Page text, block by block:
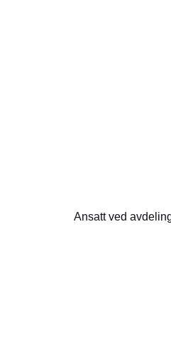
Ansatt ved